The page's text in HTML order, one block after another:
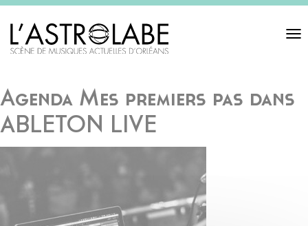
Toggle
Agenda Mes premiers pas dans
ABLETON LIVE